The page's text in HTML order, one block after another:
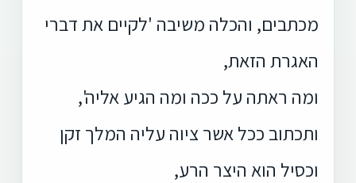
מכתבים, והכלה משיבה 'לקיים את דברי
האגרת הזאת,
ומה ראתה על ככה ומה הגיע אליה',
ותכתוב ככל אשר ציוה עליה המלך זקן
וכסיל הוא היצר הרע,